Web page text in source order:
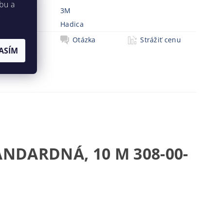
3M
Hadica
Tlač
Otázka Strážiť cenu
10 M 308-00-
a